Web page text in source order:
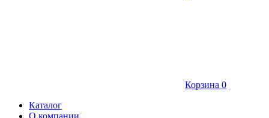
Корзина 0
Каталог
О компании